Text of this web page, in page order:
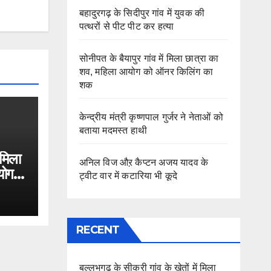
बहादुरगढ़ के सिदीपुर गांव में युवक की
पत्थरों से पीट पीट कर हत्या
सोनीपत के बैयापुर गांव में मिला छात्रा का
शव, महिला आयोग को ऑनर किलिंग का
शक
केन्द्रीय मंत्री कृष्णपाल गुर्जर ने नेताओं को
बताया मदमस्त हाथी
अनिल विज औऱ कैप्टन अजय यादव के
ट्वीट वार में कटारिया भी कूदे
RECENT
बल्लभगढ़ के सीकरी गांव के खेतों में मिला